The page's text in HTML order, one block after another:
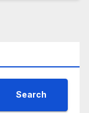
Search